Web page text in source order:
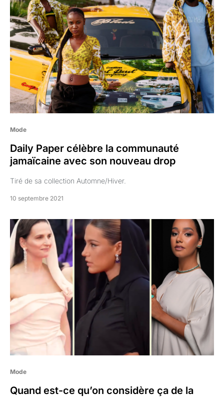
Mode
Daily Paper célèbre la communauté
jamaïcaine avec son nouveau drop
Tiré de sa collection Automne/Hiver.
10 septembre 2021
Mode
Quand est-ce qu’on considère ça de la